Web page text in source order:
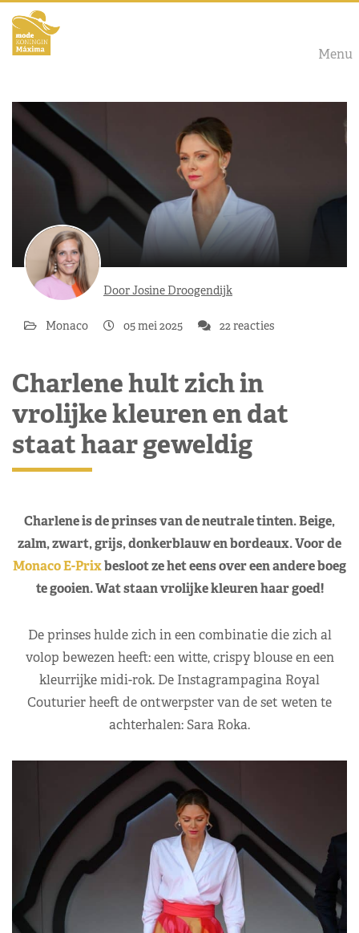
Menu
Door Josine Droogendijk
Monaco 05 mei 2025 22 reacties
Charlene hult zich in
vrolijke kleuren en dat
staat haar geweldig
Charlene is de prinses van de neutrale tinten. Beige,
zalm, zwart, grijs, donkerblauw en bordeaux. Voor de
Monaco E-Prixbesloot ze het eens over een andere boeg
te gooien. Wat staan vrolijke kleuren haar goed!
De prinses hulde zich in een combinatie die zich al
volop bewezen heeft: een witte, crispy blouse en een
kleurrijke midi-rok. De Instagrampagina Royal
Couturier heeft de ontwerpster van de set weten te
achterhalen: Sara Roka.